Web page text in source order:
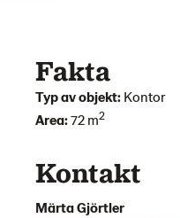
Fakta
Typ av objekt: Kontor
Area:72 m2
Kontakt
Märta Gjörtler